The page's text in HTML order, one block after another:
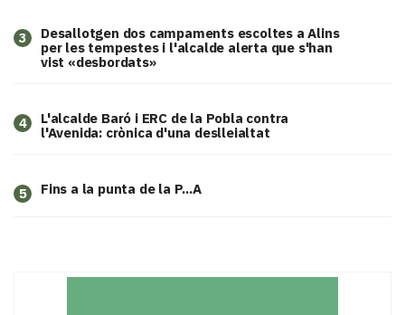
3
​Desallotgen dos campaments escoltes a Alins
per les tempestes i l'alcalde alerta que s'han
vist «desbordats»
4
L'alcalde Baró i ERC de la Pobla contra
l'Avenida: crònica d'una deslleialtat
5 Fins a la punta de la P...A